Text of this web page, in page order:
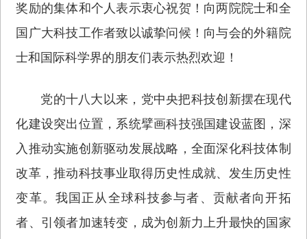
奖励的集体和个人表示衷心祝贺！向两院院士和全
国广大科技工作者致以诚挚问候！向与会的外籍院
士和国际科学界的朋友们表示热烈欢迎！
党的十八大以来，党中央把科技创新摆在现代
化建设突出位置，系统擘画科技强国建设蓝图，深
入推动实施创新驱动发展战略，全面深化科技体制
改革，推动科技事业取得历史性成就、发生历史性
变革。我国正从全球科技参与者、贡献者向开拓
者、引领者加速转变，成为创新力上升最快的国家